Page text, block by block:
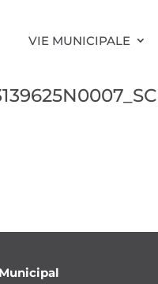
VIE MUNICIPALE